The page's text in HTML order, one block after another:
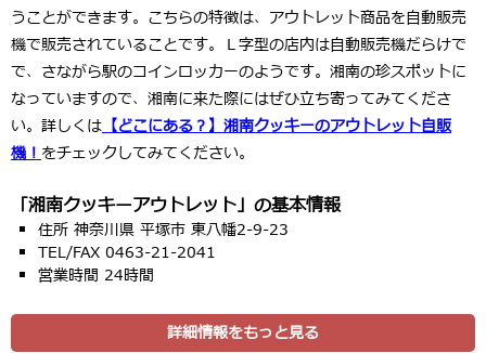
うことができます。こちらの特徴は、アウトレット商品を自動販売
機で販売されていることです。Ｌ字型の店内は自動販売機だらけで
で、さながら駅のコインロッカーのようです。湘南の珍スポットに
なっていますので、湘南に来た際にはぜひ立ち寄ってみてくださ
い。詳しくは 【どこにある？】湘南クッキーのアウトレット自販
機！ をチェックしてみてください。
「湘南クッキーアウトレット」の基本情報
住所 神奈川県 平塚市 東八幡2-9-23
TEL/FAX 0463-21-2041
営業時間 24時間
詳細情報をもっと見る